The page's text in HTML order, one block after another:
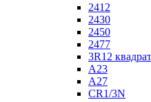
2412
2430
2450
2477
3R12
A23
A27
CR1/3N